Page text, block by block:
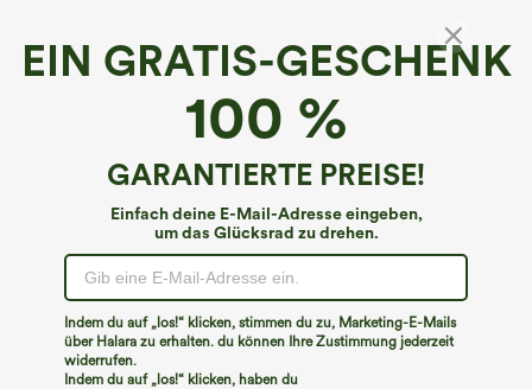
EIN GRATIS-GESCHENK
100 %
GARANTIERTE PREISE!
Einfach deine E-Mail-Adresse eingeben,
um das Glücksrad zu drehen.
Indem du auf „los!“ klicken, stimmen du zu, Marketing-E-Mails
über Halara zu erhalten. du können Ihre Zustimmung jederzeit
widerrufen.
Indem du auf „los!“ klicken, haben du
Mittelhoch geschnittene, umgeschlagene
Casual Cargo-Hose mit Klappentaschen